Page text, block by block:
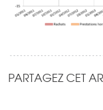
PARTAGEZ CET